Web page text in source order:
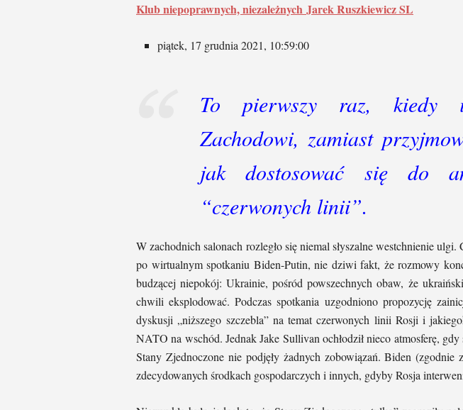
Klub niepoprawnych, niezależnych Jarek Ruszkiewicz SL
piątek, 17 grudnia 2021, 10:59:00
To pierwszy raz, kiedy
Zachodowi, zamiast
jak dostosować się do
“czerwonych linii”.
W zachodnich salonach rozległo się niemal słyszalne westchnienie
po wirtualnym spotkaniu Biden-Putin, nie dziwi fakt, że rozmowy
budzącej niepokój: Ukrainie, pośród powszechnych obaw, że
chwili eksplodować. Podczas spotkania uzgodniono propozycję
dyskusji „niższego szczebla” na temat czerwonych linii Rosji i
NATO na wschód. Jednak Jake Sullivan ochłodził nieco atmosferę, gdy
Stany Zjednoczone nie podjęły żadnych zobowiązań. Biden (zgodnie
zdecydowanych środkach gospodarczych i innych, gdyby Rosja